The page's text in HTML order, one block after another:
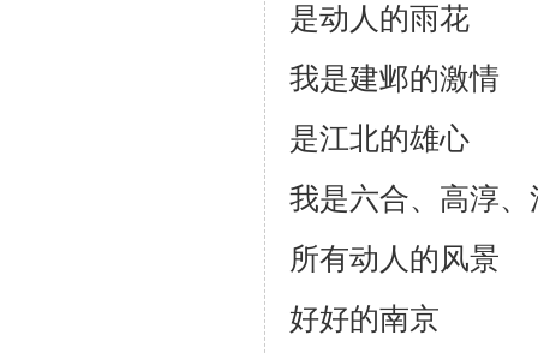
是动人的雨花
我是建邺的激情
是江北的雄心
我是六合、高淳
所有动人的风景
好好的南京